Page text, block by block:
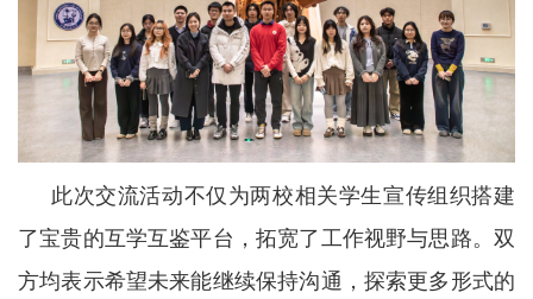
此次交流活动不仅为两校相关学生宣传组织搭建
了宝贵的互学互鉴平台，拓宽了工作视野与思路。双
方均表示希望未来能继续保持沟通，探索更多形式的